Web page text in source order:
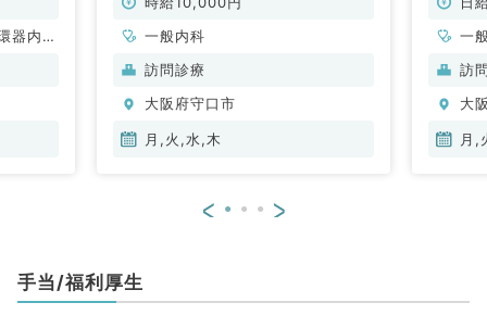
器内
一般内科
訪問診療
大阪府守口市
月,火,水,木
一
訪
大
月,
< >
手当/福利厚生